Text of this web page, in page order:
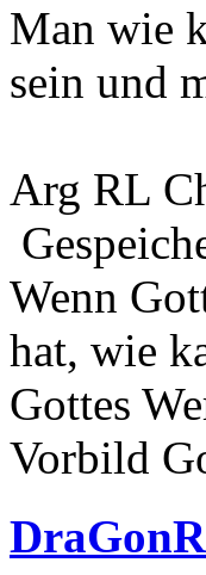
Man wie
sein und
Arg RL
Wenn
hat, wie
Gottes
Vorbild